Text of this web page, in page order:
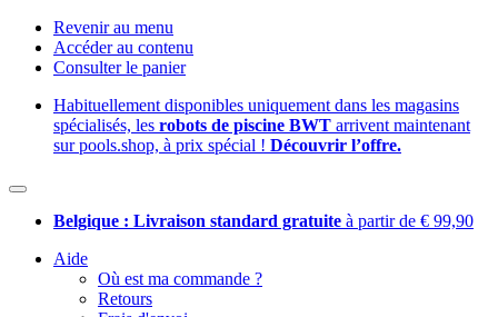
Revenir au menu
Accéder au contenu
Consulter le panier
Habituellement disponibles uniquement dans les magasins
spécialisés, les robots de piscine BWT arrivent maintenant
sur pools.shop, à prix spécial ! Découvrir l’offre.
Belgique : Livraison standard gratuite à partir de € 99,90
Aide
Où est ma commande ?
Retours